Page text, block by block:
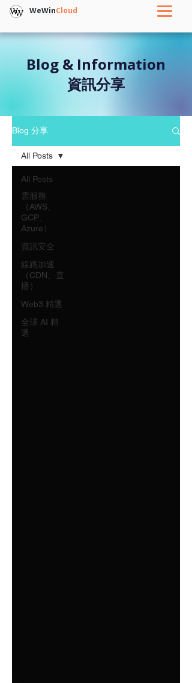
WeWinCloud
Blog & Information
資訊分享
Blog 分享
All Posts
雲服務
（AWS、
GCP、
Azure）
資訊安全
線路加速
（CDN、直
播）
Web3 精選
全球 AI 精
選
All Posts